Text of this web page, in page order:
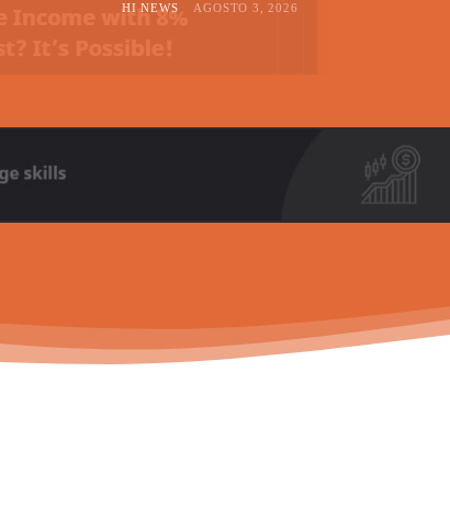
HI NEWS AGOSTO 3, 2026